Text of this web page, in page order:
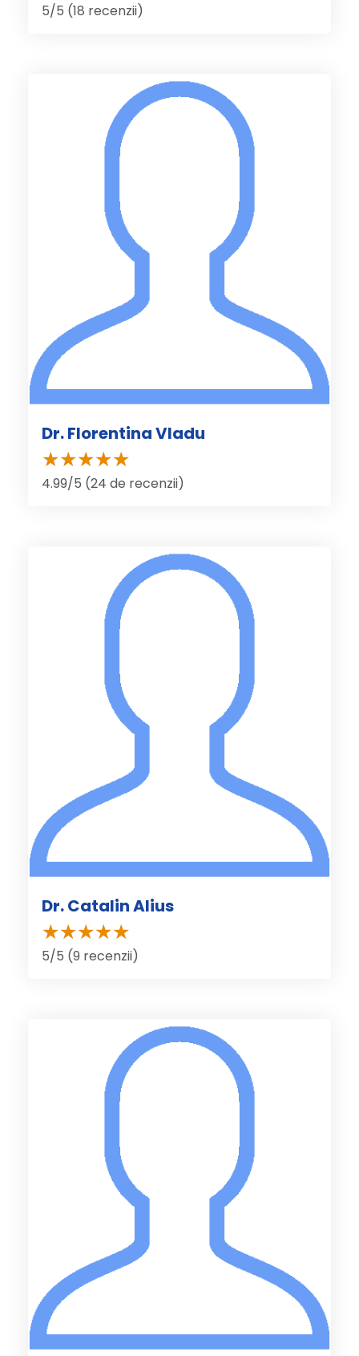
5/5 (18 recenzii)
Dr. Florentina Vladu
4.99/5 (24 de recenzii)
Dr. Catalin Alius
5/5 (9 recenzii)